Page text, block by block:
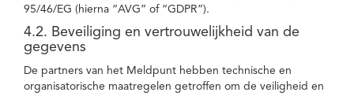
95/46/EG (hierna “AVG” of “GDPR”).
4.2. Beveiliging en vertrouwelijkheid van de
gegevens
De partners van het Meldpunt hebben technische en
organisatorische maatregelen getroffen om de veiligheid en